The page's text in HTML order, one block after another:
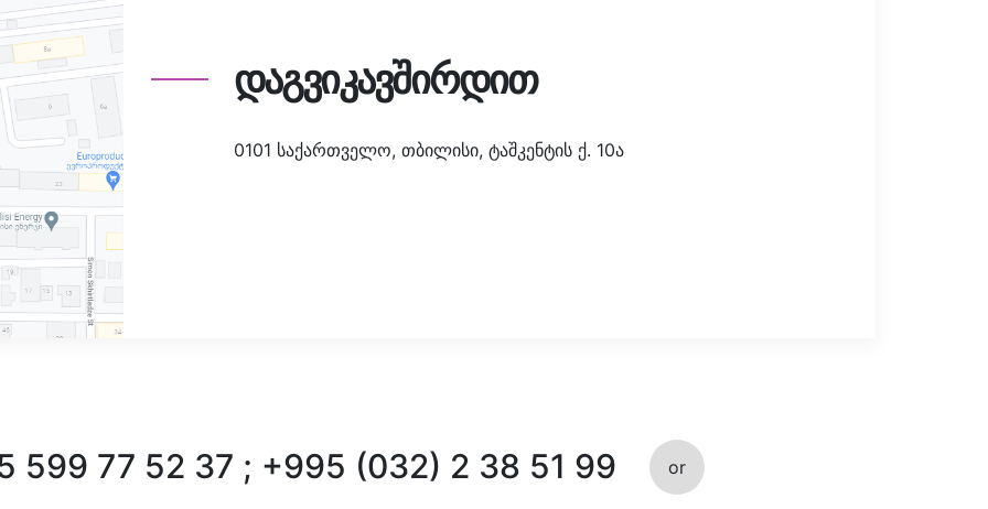
დაგვიკავშირდით
0101 საქართველო, თბილისი, ტაშკენტის ქ. 10ა
599 77 52 37 ; +995 (032) 2 38 51 99 or